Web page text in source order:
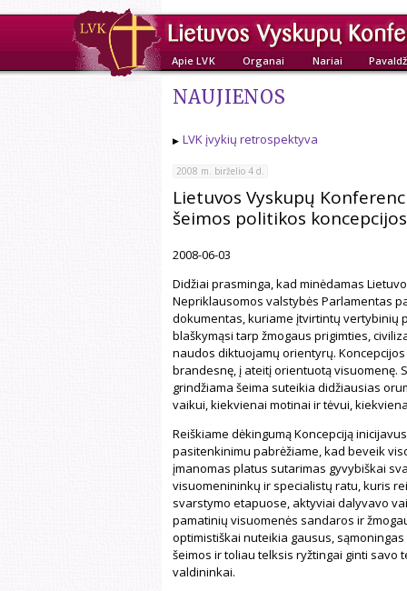
Apie LVK Organai Nariai
NAUJIENOS
LVK įvykių retrospektyva
2008 m. birželio 4 d.
Lietuvos Vyskupų
šeimos politikos koncepcijos
2008-06-03
Didžiai prasminga, kad minėdamas
Nepriklausomos valstybės Parlamentas
dokumentas, kuriame įtvirtintų vertybinių
blaškymąsi tarp žmogaus prigimties,
naudos diktuojamų orientyrų.
brandesnę, į ateitį orientuotą visuomenę.
grindžiama šeima suteikia didžiausias
vaikui, kiekvienai motinai ir tėvui,
Reiškiame dėkingumą Koncepciją
pasitenkinimu pabrėžiame, kad beveik
įmanomas platus sutarimas gyvybiškai
visuomenininkų ir specialistų ratu, kuris
svarstymo etapuose, aktyviai dalyvavo
pamatinių visuomenės sandaros ir
optimistiškai nuteikia gausus,
šeimos ir toliau telksis ryžtingai ginti savo
valdininkai.